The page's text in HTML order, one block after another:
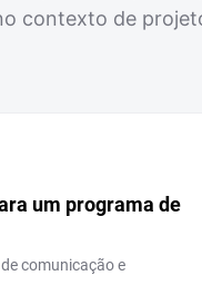
contexto de
um programa de
comunicação e